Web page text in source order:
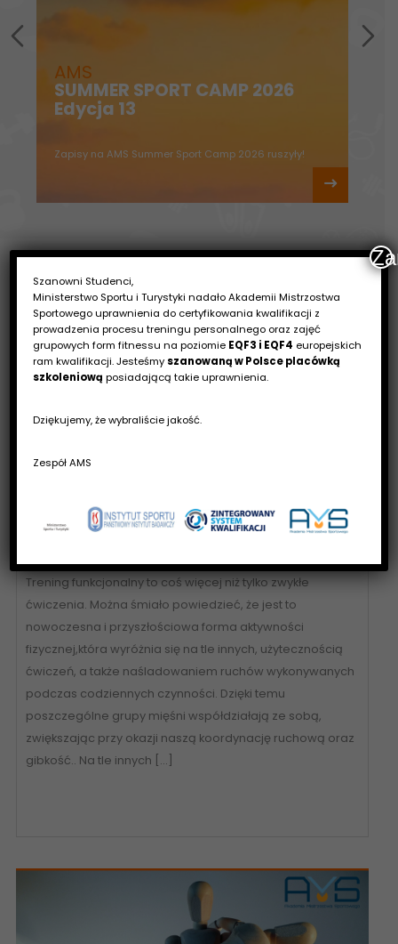
AMS
SUMMER SPORT CAMP 2026
Edycja 13
Zapisy na AMS Summer Sport Camp 2026 ruszyły!
Najnowsze wpisy na naszym blogu
Trening funkcjonalny – sposób na wzmocnienie
ciała i poprawę kondycji
Trening funkcjonalny to coś więcej niż tylko zwykłe
ćwiczenia. Można śmiało powiedzieć, że jest to
nowoczesna i przyszłościowa forma aktywności
fizycznej,która wyróżnia się na tle innych, użytecznością
ćwiczeń, a także naśladowaniem ruchów wykonywanych
podczas codziennych czynności. Dzięki temu
poszczególne grupy mięśni współdziałają ze sobą,
zwiększając przy okazji naszą koordynację ruchową oraz
gibkość.. Na tle innych […]
Szanowni Studenci,
Ministerstwo Sportu i Turystyki nadało Akademii Mistrzostwa
Sportowego uprawnienia do certyfikowania kwalifikacji z
prowadzenia procesu treningu personalnego oraz zajęć
grupowych form fitnessu na poziomie EQF3 i EQF4 europejskich
ram kwalifikacji. Jesteśmy szanowaną w Polsce placówką
szkoleniową posiadającą takie uprawnienia.
Dziękujemy, że wybraliście jakość.
Zespół AMS